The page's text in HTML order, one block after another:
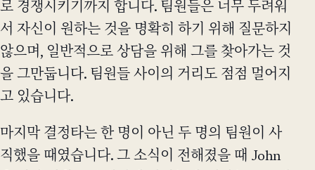
로 경쟁시키기까지 합니다. 팀원들은 너무 두려워
서 자신이 원하는 것을 명확히 하기 위해 질문하지
않으며, 일반적으로 상담을 위해 그를 찾아가는 것
을 그만둡니다. 팀원들 사이의 거리도 점점 멀어지
고 있습니다.
마지막 결정타는 한 명이 아닌 두 명의 팀원이 사
직했을 때였습니다. 그 소식이 전해졌을 때 John